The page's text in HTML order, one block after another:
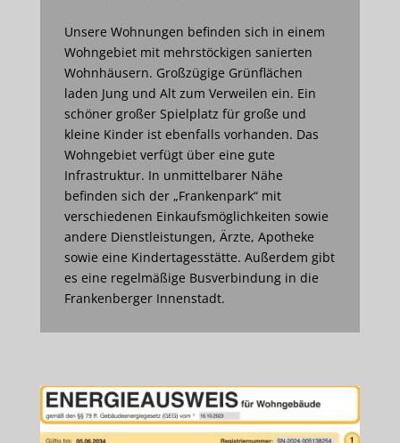
Unsere Wohnungen befinden sich in einem
Wohngebiet mit mehrstöckigen sanierten
Wohnhäusern. Großzügige Grünflächen
laden Jung und Alt zum Verweilen ein. Ein
schöner großer Spielplatz für große und
kleine Kinder ist ebenfalls vorhanden. Das
Wohngebiet verfügt über eine gute
Infrastruktur. In unmittelbarer Nähe
befinden sich der „Frankenpark“ mit
verschiedenen Einkaufsmöglichkeiten sowie
andere Dienstleistungen, Ärzte, Apotheke
sowie eine Kindertagesstätte. Außerdem gibt
es eine regelmäßige Busverbindung in die
Frankenberger Innenstadt.